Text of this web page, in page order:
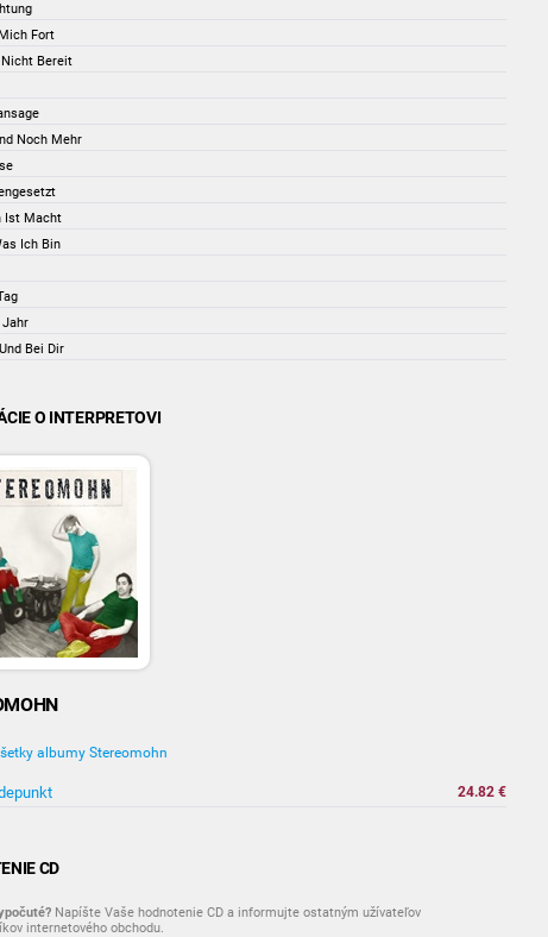
Fort
Nicht Bereit
Noch Mehr
Ist Macht
Ich Bin
Jahr
Bei Dir
O INTERPRETOVI
albumy Stereomohn
24.82 €
CD
Napíšte Vaše hodnotenie CD a informujte ostatným užívateľov
internetového obchodu.